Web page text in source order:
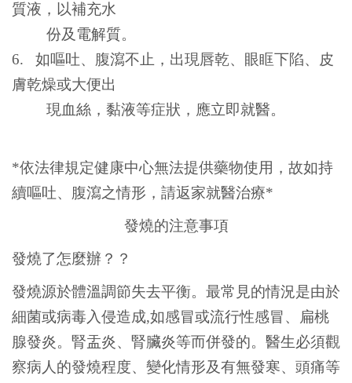
質液，以補充水
份及電解質。
6. 如嘔吐、腹瀉不止，出現唇乾、眼眶下陷、皮
膚乾燥或大便出
現血絲，黏液等症狀，應立即就醫。
*依法律規定健康中心無法提供藥物使用，故如持
續嘔吐、腹瀉之情形，請返家就醫治療*
發燒的注意事項
發燒了怎麼辦？？
發燒源於體溫調節失去平衡。最常見的情況是由於
細菌或病毒入侵造成,如感冒或流行性感冒、扁桃
腺發炎。腎盂炎、腎臟炎等而併發的。醫生必須觀
察病人的發燒程度、變化情形及有無發寒、頭痛等